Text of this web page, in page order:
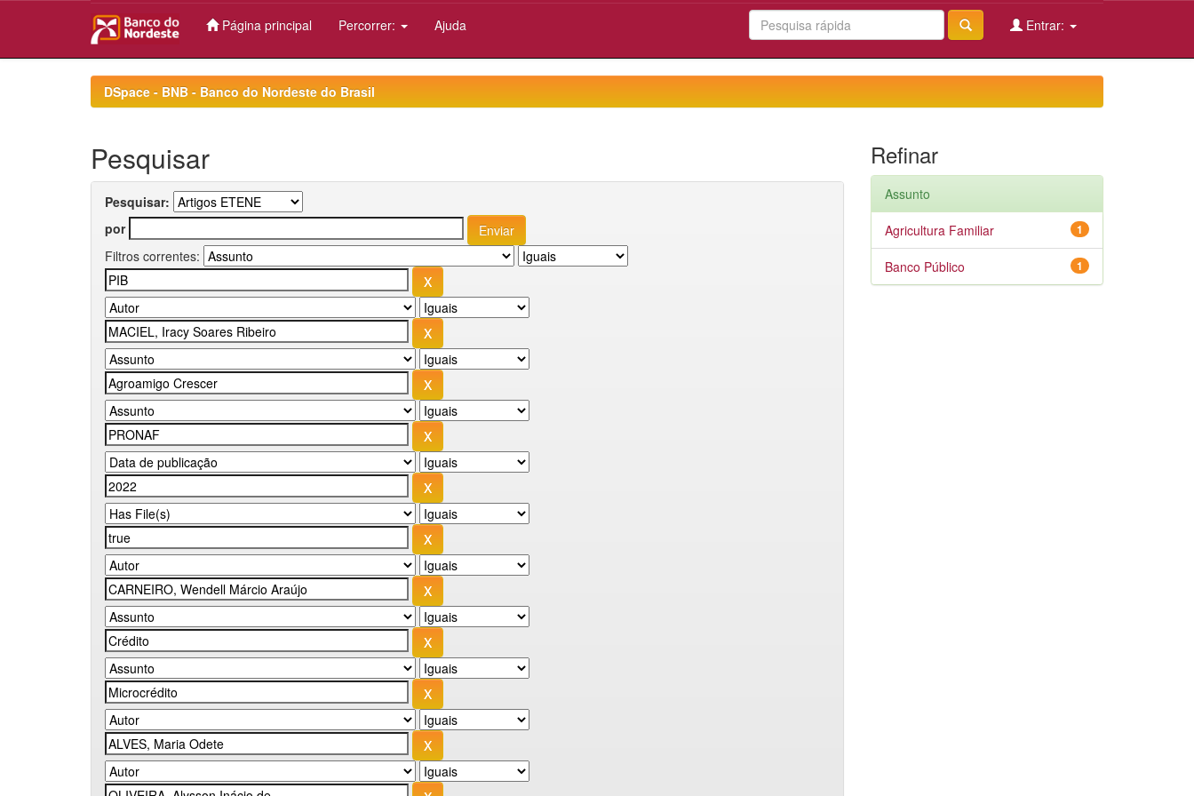
Página principal Percorrer: Ajuda Entrar:
DSpace - BNB - Banco do Nordeste do Brasil
Pesquisar
Pesquisar:
por
Filtros correntes:
Refinar
Assunto
1
Agricultura Familiar
1
Banco Público